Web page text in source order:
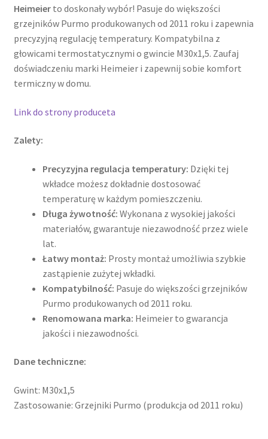
Heimeierto doskonały wybór! Pasuje do większości
grzejników Purmo produkowanych od 2011 roku i zapewnia
precyzyjną regulację temperatury. Kompatybilna z
głowicami termostatycznymi o gwincie M30x1,5. Zaufaj
doświadczeniu marki Heimeier i zapewnij sobie komfort
termiczny w domu.
Link do strony produceta
Zalety:
Precyzyjna regulacja temperatury: Dzięki tej
wkładce możesz dokładnie dostosować
temperaturę w każdym pomieszczeniu.
Długa żywotność: Wykonana z wysokiej jakości
materiałów, gwarantuje niezawodność przez wiele
lat.
Łatwy montaż: Prosty montaż umożliwia szybkie
zastąpienie zużytej wkładki.
Kompatybilność: Pasuje do większości grzejników
Purmo produkowanych od 2011 roku.
Renomowana marka: Heimeier to gwarancja
jakości i niezawodności.
Dane techniczne:
Gwint: M30x1,5
Zastosowanie: Grzejniki Purmo (produkcja od 2011 roku)